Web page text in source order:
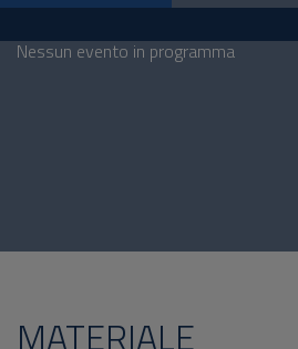
Nessun evento in programma
MATERIALE